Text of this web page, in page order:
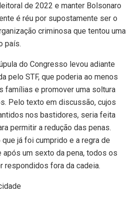
de 2022 e manter Bolsonaro
é réu por supostamente ser o
criminosa que tentou uma
país.
do Congresso levou adiante
pelo STF, que poderia ao menos
famílias e promover uma soltura
Pelo texto em discussão, cujos
nos bastidores, seria feita
permitir a redução das penas.
já foi cumprido e a regra de
um sexto da pena, todos os
respondidos fora da cadeia.